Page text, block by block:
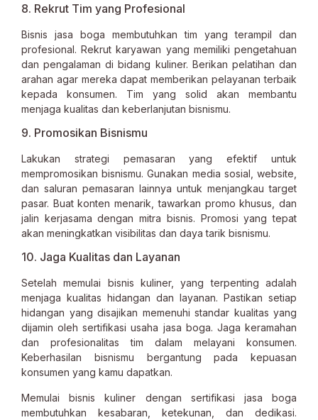
8. Rekrut Tim yang Profesional
Bisnis jasa boga membutuhkan tim yang terampil dan
profesional. Rekrut karyawan yang memiliki pengetahuan
dan pengalaman di bidang kuliner. Berikan pelatihan dan
arahan agar mereka dapat memberikan pelayanan terbaik
kepada konsumen. Tim yang solid akan membantu
menjaga kualitas dan keberlanjutan bisnismu.
9. Promosikan Bisnismu
Lakukan strategi pemasaran yang efektif untuk
mempromosikan bisnismu. Gunakan media sosial, website,
dan saluran pemasaran lainnya untuk menjangkau target
pasar. Buat konten menarik, tawarkan promo khusus, dan
jalin kerjasama dengan mitra bisnis. Promosi yang tepat
akan meningkatkan visibilitas dan daya tarik bisnismu.
10. Jaga Kualitas dan Layanan
Setelah memulai bisnis kuliner, yang terpenting adalah
menjaga kualitas hidangan dan layanan. Pastikan setiap
hidangan yang disajikan memenuhi standar kualitas yang
dijamin oleh sertifikasi usaha jasa boga. Jaga keramahan
dan profesionalitas tim dalam melayani konsumen.
Keberhasilan bisnismu bergantung pada kepuasan
konsumen yang kamu dapatkan.
Memulai bisnis kuliner dengan sertifikasi jasa boga
membutuhkan kesabaran, ketekunan, dan dedikasi.